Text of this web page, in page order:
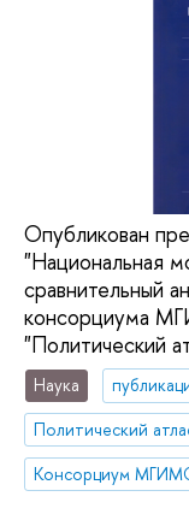
Опубликован
"Национальная
сравнительный
консорциума
"Политический
Наука